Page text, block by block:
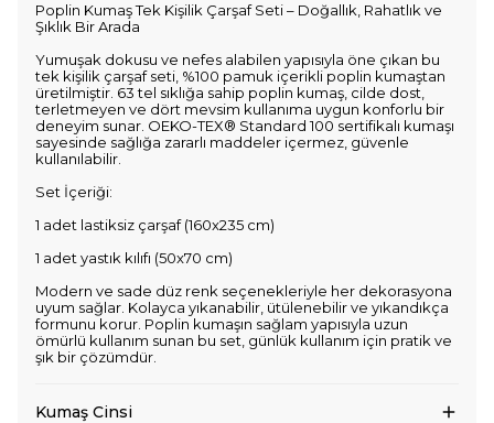
Poplin Kumaş Tek Kişilik Çarşaf Seti – Doğallık, Rahatlık ve
Şıklık Bir Arada
Yumuşak dokusu ve nefes alabilen yapısıyla öne çıkan bu
tek kişilik çarşaf seti, %100 pamuk içerikli poplin kumaştan
üretilmiştir. 63 tel sıklığa sahip poplin kumaş, cilde dost,
terletmeyen ve dört mevsim kullanıma uygun konforlu bir
deneyim sunar. OEKO-TEX® Standard 100 sertifikalı kumaşı
sayesinde sağlığa zararlı maddeler içermez, güvenle
kullanılabilir.
Set İçeriği:
1 adet lastiksiz çarşaf (160x235 cm)
1 adet yastık kılıfı (50x70 cm)
Modern ve sade düz renk seçenekleriyle her dekorasyona
uyum sağlar. Kolayca yıkanabilir, ütülenebilir ve yıkandıkça
formunu korur. Poplin kumaşın sağlam yapısıyla uzun
ömürlü kullanım sunan bu set, günlük kullanım için pratik ve
şık bir çözümdür.
Kumaş Cinsi